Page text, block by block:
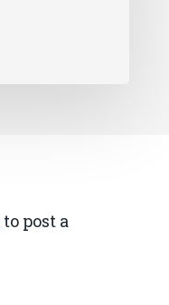
to post a